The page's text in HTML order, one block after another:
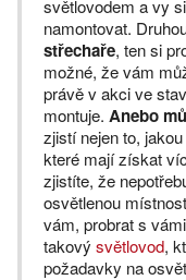
světlovodem a vy
namontovat.
střechaře, ten si
možné, že vám
právě v akci ve
montuje. Anebo
zjistí nejen to,
které mají získat
zjistíte, že
osvětlenou
vám, probrat s
takový světlovod,
požadavky na